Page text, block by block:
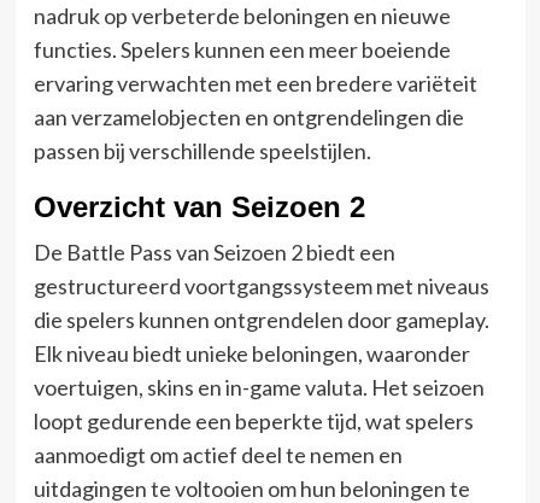
nadruk op verbeterde beloningen en nieuwe
functies. Spelers kunnen een meer boeiende
ervaring verwachten met een bredere variëteit
aan verzamelobjecten en ontgrendelingen die
passen bij verschillende speelstijlen.
Overzicht van Seizoen 2
De Battle Pass van Seizoen 2 biedt een
gestructureerd voortgangssysteem met niveaus
die spelers kunnen ontgrendelen door gameplay.
Elk niveau biedt unieke beloningen, waaronder
voertuigen, skins en in-game valuta. Het seizoen
loopt gedurende een beperkte tijd, wat spelers
aanmoedigt om actief deel te nemen en
uitdagingen te voltooien om hun beloningen te